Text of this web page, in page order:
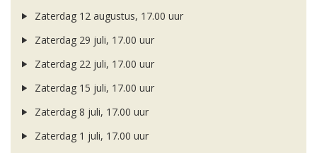
Zaterdag 12 augustus, 17.00 uur
Zaterdag 29 juli, 17.00 uur
Zaterdag 22 juli, 17.00 uur
Zaterdag 15 juli, 17.00 uur
Zaterdag 8 juli, 17.00 uur
Zaterdag 1 juli, 17.00 uur